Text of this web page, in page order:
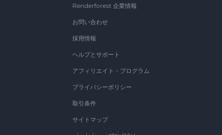
Renderforest 企業情報
お問い合わせ
採用情報
ヘルプとサポート
アフィリエイト・プログラム
プライバシーポリシー
取引条件
サイトマップ